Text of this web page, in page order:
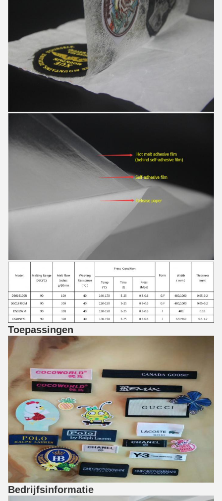
Toepassingen
Bedrijfsinformatie